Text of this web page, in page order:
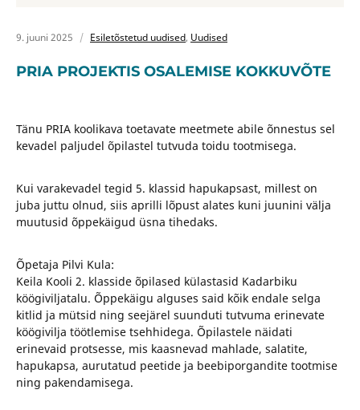
9. juuni 2025 Esiletõstetud uudised, Uudised
PRIA PROJEKTIS OSALEMISE KOKKUVÕTE
Tänu PRIA koolikava toetavate meetmete abile õnnestus sel
kevadel paljudel õpilastel tutvuda toidu tootmisega.
Kui varakevadel tegid 5. klassid hapukapsast, millest on
juba juttu olnud, siis aprilli lõpust alates kuni juunini välja
muutusid õppekäigud üsna tihedaks.
Õpetaja Pilvi Kula:
Keila Kooli 2. klasside õpilased külastasid Kadarbiku
köögiviljatalu. Õppekäigu alguses said kõik endale selga
kitlid ja mütsid ning seejärel suunduti tutvuma erinevate
köögivilja töötlemise tsehhidega. Õpilastele näidati
erinevaid protsesse, mis kaasnevad mahlade, salatite,
hapukapsa, aurutatud peetide ja beebiporgandite tootmise
ning pakendamisega.